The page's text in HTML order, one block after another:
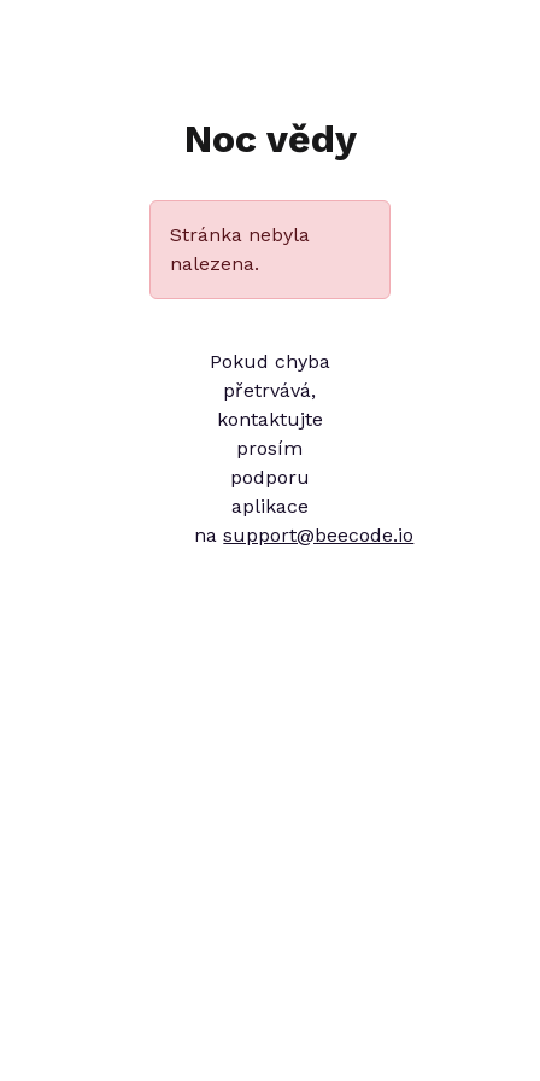
Noc vědy
Stránka nebyla
nalezena.
Pokud chyba
přetrvává,
kontaktujte
prosím
podporu
aplikace
nasupport@beecode.io